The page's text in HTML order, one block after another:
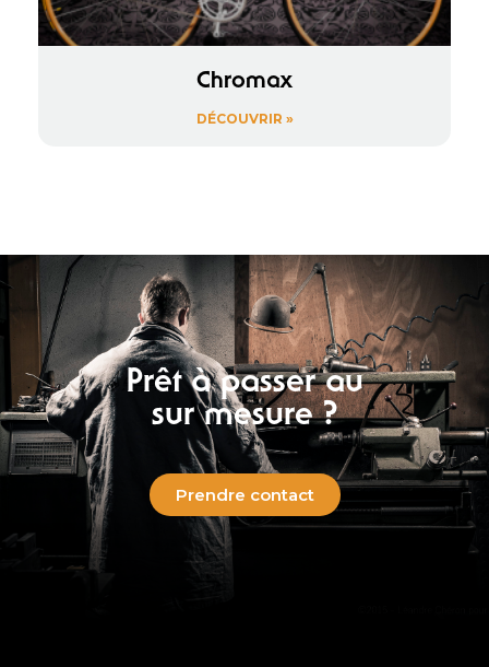
Chromax
DÉCOUVRIR »
Prêt à passer au
sur mesure ?
Prendre contact